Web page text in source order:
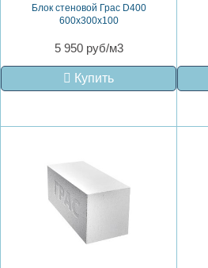
Блок стеновой Грас D400
600x300x100
5 950 руб/м3
Купить